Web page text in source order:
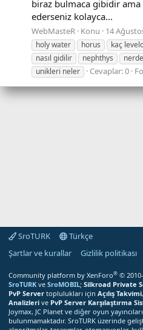
biraz bulmaca gibidir
ederseniz kolayca...
WebMasteR Konu 14
holy water
horus kaç
nasıl gidilir
nephthys nerde
unikleri neler
Cevaplar: 0
SroTURK
Türkçe
Şartlar ve kurallar
Gizlilik politikası
Community platform by XenForo® ©
SroTURK ve SroMOBIL; Silkroad Private
PvP Server toplulukları için Açılış Takvimi,
Analizleri ve PvP Server Karşılaştırma
Joymax, JC Planet ve diğer oyun
bulunmamaktadır. SroTURK üzerinde